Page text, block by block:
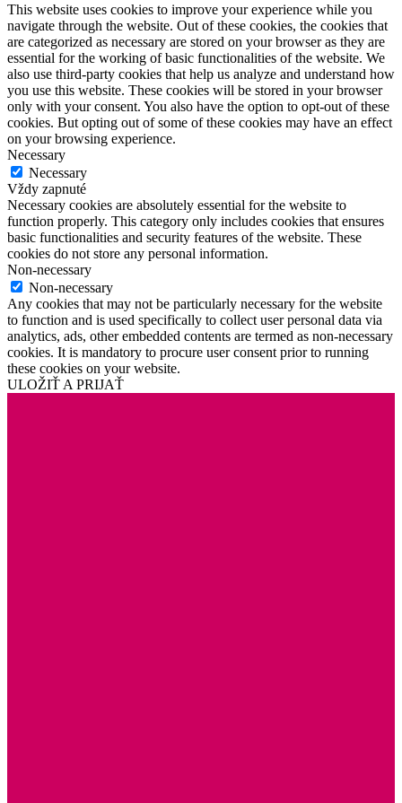
This website uses cookies to improve your experience while you
navigate through the website. Out of these cookies, the cookies that
are categorized as necessary are stored on your browser as they are
essential for the working of basic functionalities of the website. We
also use third-party cookies that help us analyze and understand how
you use this website. These cookies will be stored in your browser
only with your consent. You also have the option to opt-out of these
cookies. But opting out of some of these cookies may have an effect
on your browsing experience.
Necessary
Necessary
Vždy zapnuté
Necessary cookies are absolutely essential for the website to
function properly. This category only includes cookies that ensures
basic functionalities and security features of the website. These
cookies do not store any personal information.
Non-necessary
Non-necessary
Any cookies that may not be particularly necessary for the website
to function and is used specifically to collect user personal data via
analytics, ads, other embedded contents are termed as non-necessary
cookies. It is mandatory to procure user consent prior to running
these cookies on your website.
ULOŽIŤ A PRIJAŤ